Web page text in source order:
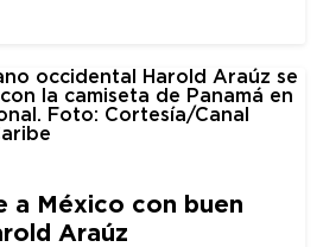
a México con buen
Araúz